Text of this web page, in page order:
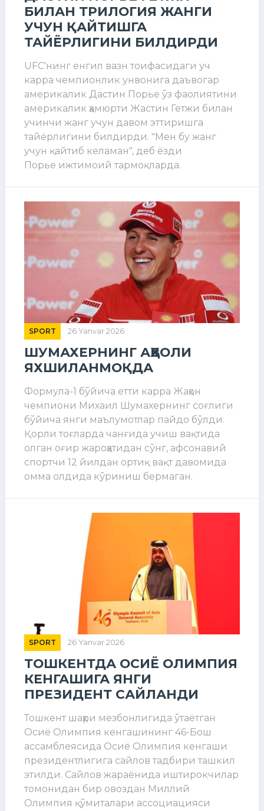
БИЛАН ТРИЛОГИЯ ЖАНГИ
УЧУН ҚАЙТИШГА
ТАЙЁРЛИГИНИ БИЛДИРДИ
UFC'нинг енгил вазн тоифасидаги уч
карра чемпионлик унвонига даъвогар
америкалик Дастин Порье ўз фаолиятини
америкалик ҳамюрти Жастин Гетжи билан
учинчи жанг учун давом эттиришга
тайёрлигини билдирди. "Мен бу жанг
учун қайтиб келаман", деб ёзди
Порье ижтимоий тармоқларда.
SPORT 26 Yanvar 2026
ШУМАХЕРНИНГ АҲВОЛИ
ЯХШИЛАНМОҚДА
Формула-1 бўйича етти карра Жаҳон
чемпиони Михаил Шумахернинг соғлиги
бўйича янги маълумотлар пайдо бўлди.
Қорли тоғларда чанғида учиш вақтида
олган оғир жароҳатидан сўнг, афсонавий
спортчи 12 йилдан ортиқ вақт давомида
омма олдида кўриниш бермаган.
SPORT 26 Yanvar 2026
ТОШКЕНТДА ОСИЁ ОЛИМПИЯ
КЕНГАШИГА ЯНГИ
ПРЕЗИДЕНТ САЙЛАНДИ
Тошкент шаҳри мезбонлигида ўтаётган
Осиё Олимпия кенгашининг 46-Бош
ассамблеясида Осиё Олимпия кенгаши
президентлигига сайлов тадбири ташкил
этилди. Сайлов жараёнида иштирокчилар
томонидан бир овоздан Миллий
Олимпия қўмиталари ассоциацияси